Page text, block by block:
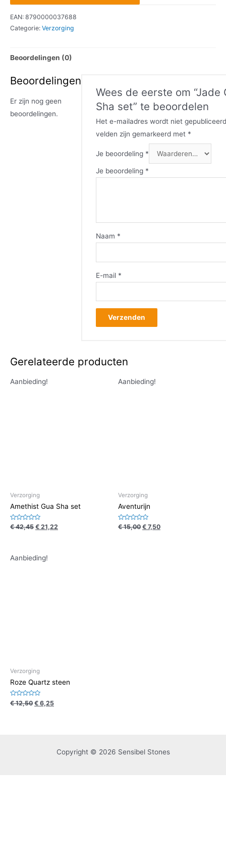
EAN: 8790000037688
Categorie: Verzorging
Beoordelingen (0)
Beoordelingen
Er zijn nog geen
beoordelingen.
Wees de eerste om “Jade
Sha set” te beoordelen
Het e-mailadres wordt niet
velden zijn gemarkeerd met *
Je beoordeling *
Je beoordeling *
Naam *
E-mail *
Gerelateerde producten
Aanbieding!
Verzorging
Amethist Gua Sha set
Waardering
€42,45 € 21,22
Aanbieding!
Verzorging
Aventurijn
Waardering
€15,00 € 7,50
Aanbieding!
Verzorging
Roze Quartz steen
Waardering
0
€12,50 € 6,25
Copyright © 2026 Sensibel Stones